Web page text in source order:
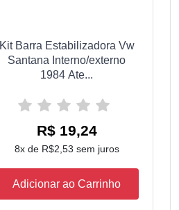
Kit Barra Estabilizadora Vw
Santana Interno/externo
1984 Ate...
R$ 19,24
8x de R$2,53 sem juros
Adicionar ao Carrinho